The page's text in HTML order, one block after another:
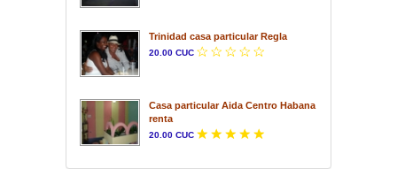
Trinidad casa particular Regla
20.00 CUC
Casa particular Aida Centro Habana
renta
20.00 CUC